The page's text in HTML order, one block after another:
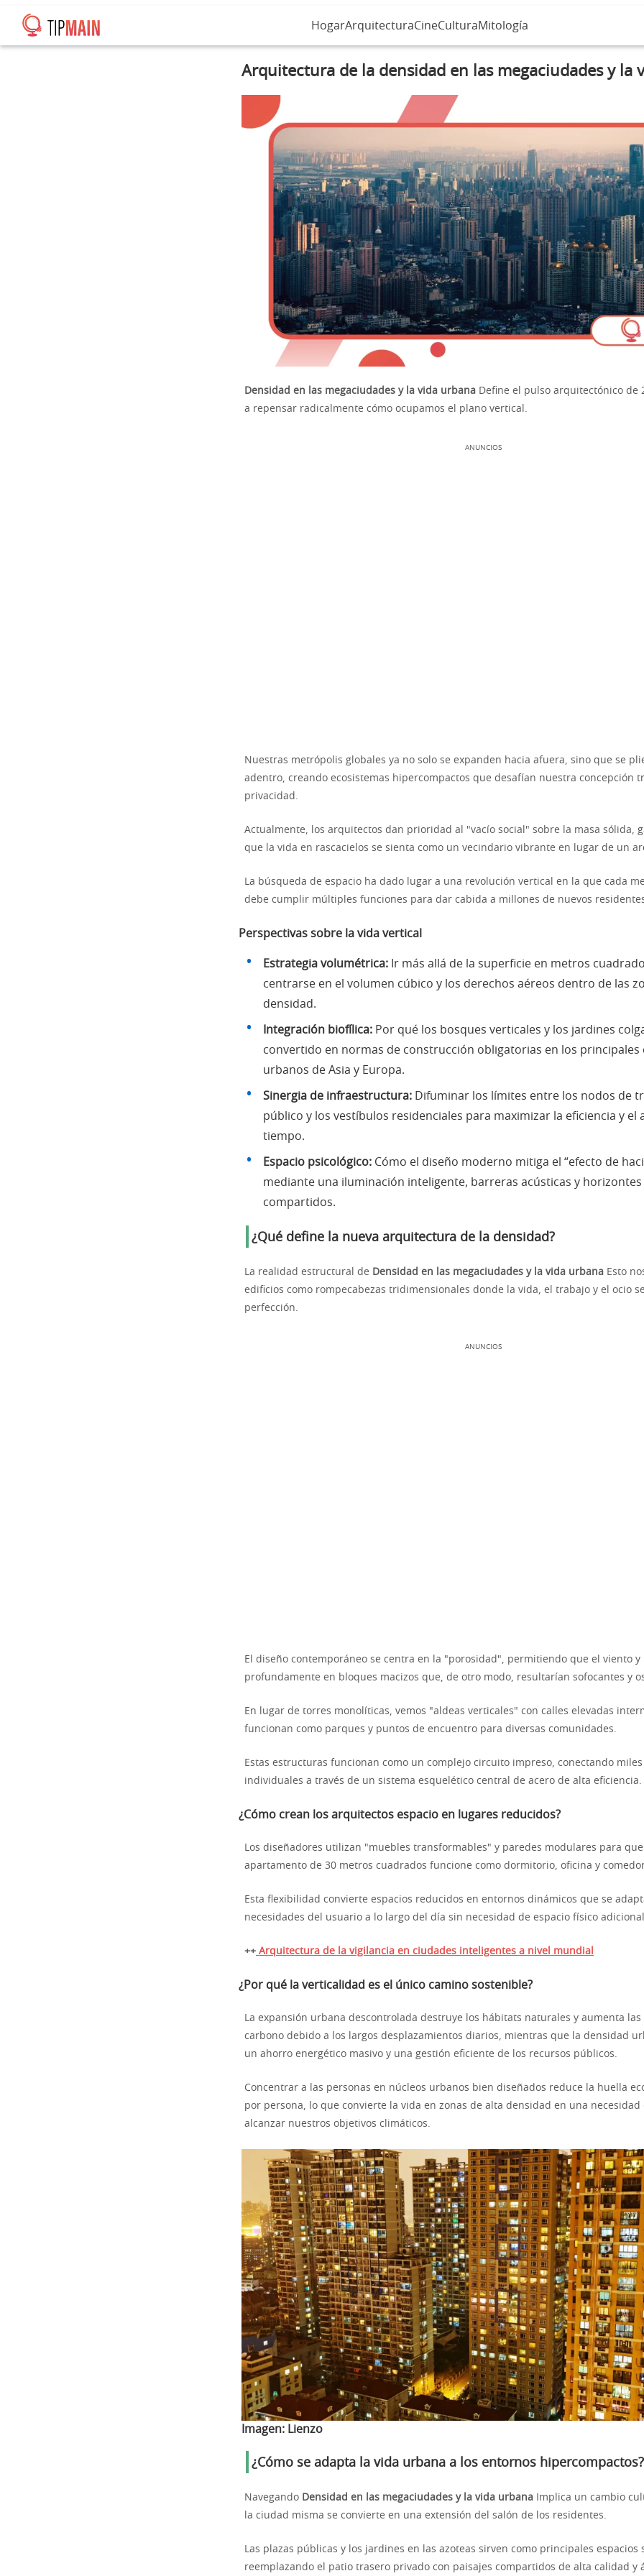
HogarArquitecturaCineCulturaMitología
Arquitectura de la densidad en las megaciudades y la
Densidad en las megaciudades y la vida urbana Define el pulso arquitectónico de
a repensar radicalmente cómo ocupamos el plano vertical.
ANUNCIOS
Nuestras metrópolis globales ya no solo se expanden hacia afuera, sino que se
adentro, creando ecosistemas hipercompactos que desafían nuestra concepción
privacidad.
Actualmente, los arquitectos dan prioridad al "vacío social" sobre la masa sólida,
que la vida en rascacielos se sienta como un vecindario vibrante en lugar de un
La búsqueda de espacio ha dado lugar a una revolución vertical en la que cada
debe cumplir múltiples funciones para dar cabida a millones de nuevos
Perspectivas sobre la vida vertical
Estrategia volumétrica: Ir más allá de la superficie en metros
centrarse en el volumen cúbico y los derechos aéreos dentro de las
densidad.
Integración biofílica: Por qué los bosques verticales y los jardines
convertido en normas de construcción obligatorias en los principales
urbanos de Asia y Europa.
Sinergia de infraestructura: Difuminar los límites entre los nodos de
público y los vestíbulos residenciales para maximizar la eficiencia y el
tiempo.
Espacio psicológico: Cómo el diseño moderno mitiga el “efecto de
mediante una iluminación inteligente, barreras acústicas y horizontes
compartidos.
¿Qué define la nueva arquitectura de la densidad?
La realidad estructural de Densidad en las megaciudades y la vida urbana Esto
edificios como rompecabezas tridimensionales donde la vida, el trabajo y el ocio
perfección.
ANUNCIOS
El diseño contemporáneo se centra en la "porosidad", permitiendo que el viento
profundamente en bloques macizos que, de otro modo, resultarían sofocantes y
En lugar de torres monolíticas, vemos "aldeas verticales" con calles elevadas
funcionan como parques y puntos de encuentro para diversas comunidades.
Estas estructuras funcionan como un complejo circuito impreso, conectando miles
individuales a través de un sistema esquelético central de acero de alta eficiencia.
¿Cómo crean los arquitectos espacio en lugares reducidos?
Los diseñadores utilizan "muebles transformables" y paredes modulares para
apartamento de 30 metros cuadrados funcione como dormitorio, oficina y
Esta flexibilidad convierte espacios reducidos en entornos dinámicos que se
necesidades del usuario a lo largo del día sin necesidad de espacio físico
++ Arquitectura de la vigilancia en ciudades inteligentes a nivel mundial
¿Por qué la verticalidad es el único camino sostenible?
La expansión urbana descontrolada destruye los hábitats naturales y aumenta las
carbono debido a los largos desplazamientos diarios, mientras que la densidad
un ahorro energético masivo y una gestión eficiente de los recursos públicos.
Concentrar a las personas en núcleos urbanos bien diseñados reduce la huella
por persona, lo que convierte la vida en zonas de alta densidad en una necesidad
alcanzar nuestros objetivos climáticos.
Imagen: Lienzo
¿Cómo se adapta la vida urbana a los entornos hipercompactos?
Navegando Densidad en las megaciudades y la vida urbana Implica un cambio
la ciudad misma se convierte en una extensión del salón de los residentes.
Las plazas públicas y los jardines en las azoteas sirven como principales espacios
reemplazando el patio trasero privado con paisajes compartidos de alta calidad y